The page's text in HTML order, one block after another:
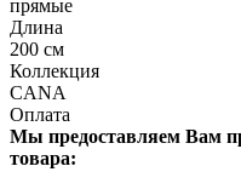
прямые
Длина
200 см
Коллекция
CANA
Оплата
Мы предоставляем Вам
товара: